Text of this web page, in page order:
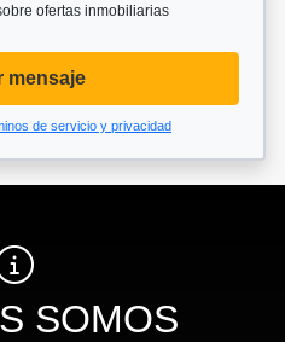
ofertas inmobiliarias
mensaje
de servicio y privacidad
SOMOS